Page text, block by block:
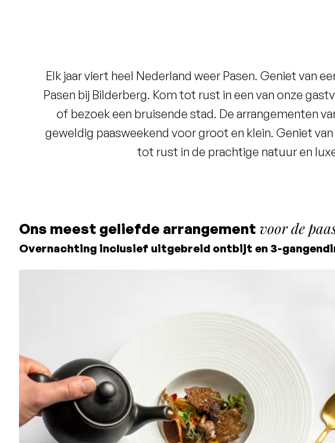
Elk jaar viert heel Nederland weer Pasen. Geniet van
Pasen bij Bilderberg. Kom tot rust in een van onze
of bezoek een bruisende stad. De arrangementen
geweldig paasweekend voor groot en klein. Geniet
tot rust in de prachtige natuur en
Ons meest geliefde arrangement voor de
Overnachting inclusief uitgebreid ontbijt en 3-